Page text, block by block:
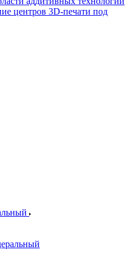
центров 3D-печати под